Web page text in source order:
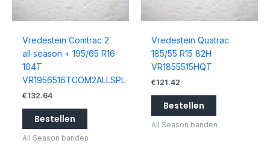
Vredestein Comtrac 2
all season + 195/65 R16
104T
VR1956516TCOM2ALLSPL
€132.64
Bestellen
All Season banden
Vredestein Quatrac
185/55 R15 82H
VR1855515HQT
€121.42
Bestellen
All Season banden